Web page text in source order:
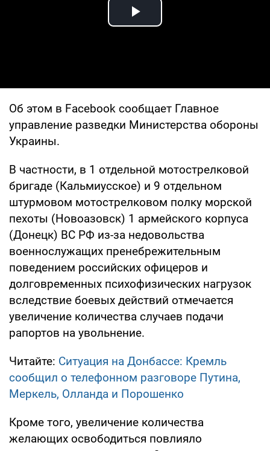
Play Video
Об этом в Facebook сообщает Главное
управление разведки Министерства обороны
Украины.
В частности, в 1 отдельной мотострелковой
бригаде (Кальмиусское) и 9 отдельном
штурмовом мотострелковом полку морской
пехоты (Новоазовск) 1 армейского корпуса
(Донецк) ВС РФ из-за недовольства
военнослужащих пренебрежительным
поведением российских офицеров и
долговременных психофизических нагрузок
вследствие боевых действий отмечается
увеличение количества случаев подачи
рапортов на увольнение.
Читайте: Ситуация на Донбассе: Кремль
сообщил о телефонном разговоре Путина,
Меркель, Олланда и Порошенко
Кроме того, увеличение количества
желающих освободиться повлияло